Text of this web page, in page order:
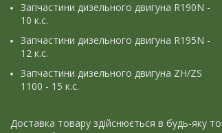
Запчастини дизельного двигуна R190N -
10 к.с.
Запчастини дизельного двигуна R195N -
12 к.с.
Запчастини дизельного двигуна ZH/ZS
1100 - 15 к.с.
Доставка товару здійснюється в будь-